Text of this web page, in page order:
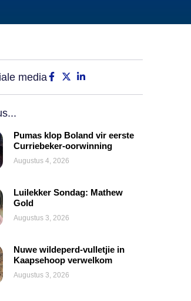
media
Pumas klop Boland vir eerste
Curriebeker-oorwinning
Augustus 4, 2026
Luilekker Sondag: Mathew
Gold
Augustus 3, 2026
Nuwe wildeperd-vulletjie in
Kaapsehoop verwelkom
Augustus 3, 2026